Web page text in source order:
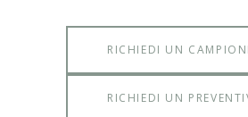
RICHIEDI UN
RICHIEDI UN